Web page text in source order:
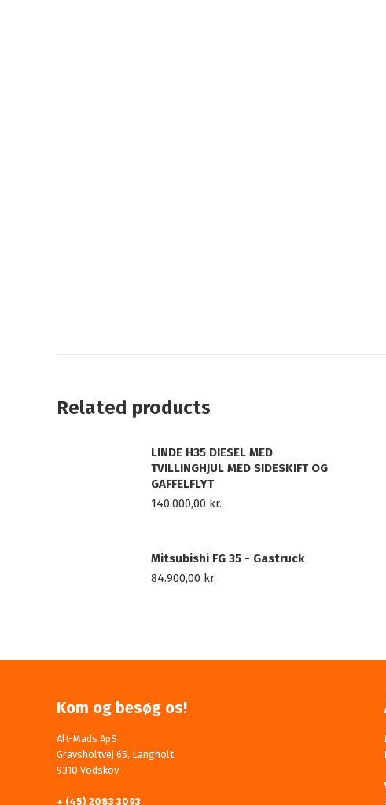
Related products
LINDE H35 DIESEL MED
TVILLINGHJUL MED SIDESKIFT OG
GAFFELFLYT
140.000,00 kr.
Mitsubishi FG 35 - Gastruck
84.900,00 kr.
Kom og besøg os!
Alt-Mads ApS
Gravsholtvej 65, Langholt
9310 Vodskov
+ (45) 2083 3093